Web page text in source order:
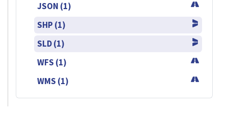
JSON (1)
SHP (1)
SLD (1)
WFS (1)
WMS (1)